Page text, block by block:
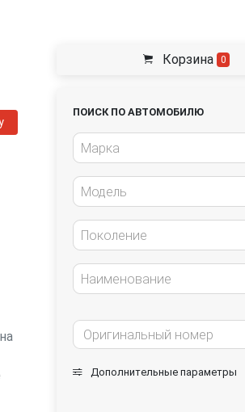
Корзина 0
ПОИСК ПО АВТОМОБИЛЮ
Марка
Модель
Поколение
Наименование
Дополнительные параметры